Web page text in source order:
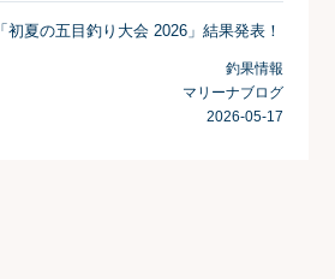
「初夏の五目釣り大会 2026」結果発表！
釣果情報
マリーナブログ
2026-05-17